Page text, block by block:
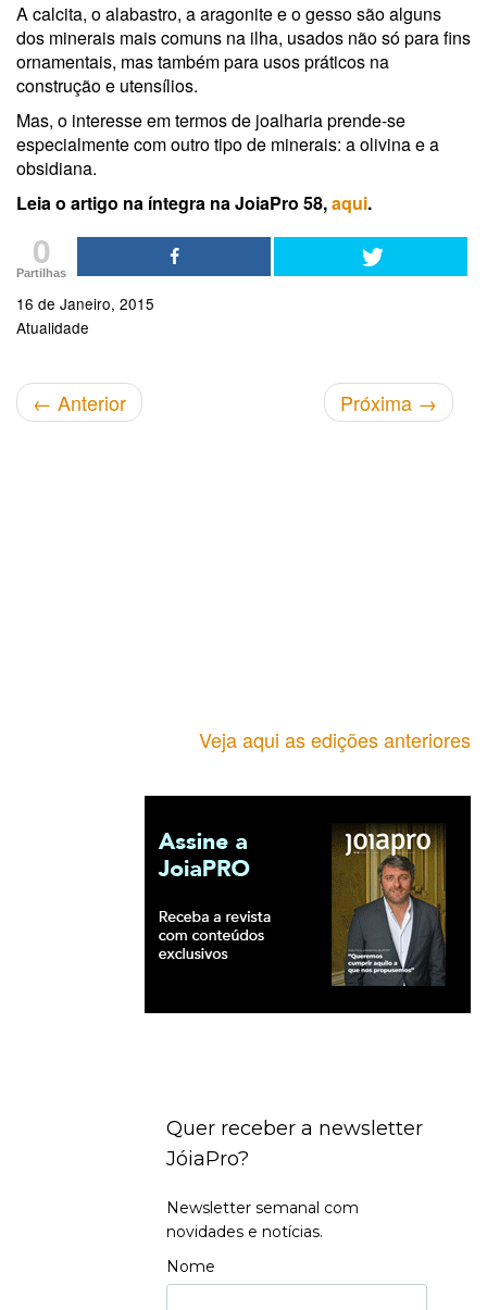
A calcita, o alabastro, a aragonite e o gesso são alguns
dos minerais mais comuns na ilha, usados não só para fins
ornamentais, mas também para usos práticos na
construção e utensílios.
Mas, o interesse em termos de joalharia prende-se
especialmente com outro tipo de minerais: a olivina e a
obsidiana.
Leia o artigo na íntegra na JoiaPro 58,aqui.
0
Partilhas
16 de Janeiro, 2015
Atualidade
← Anterior Próxima →
Veja aqui as edições anteriores